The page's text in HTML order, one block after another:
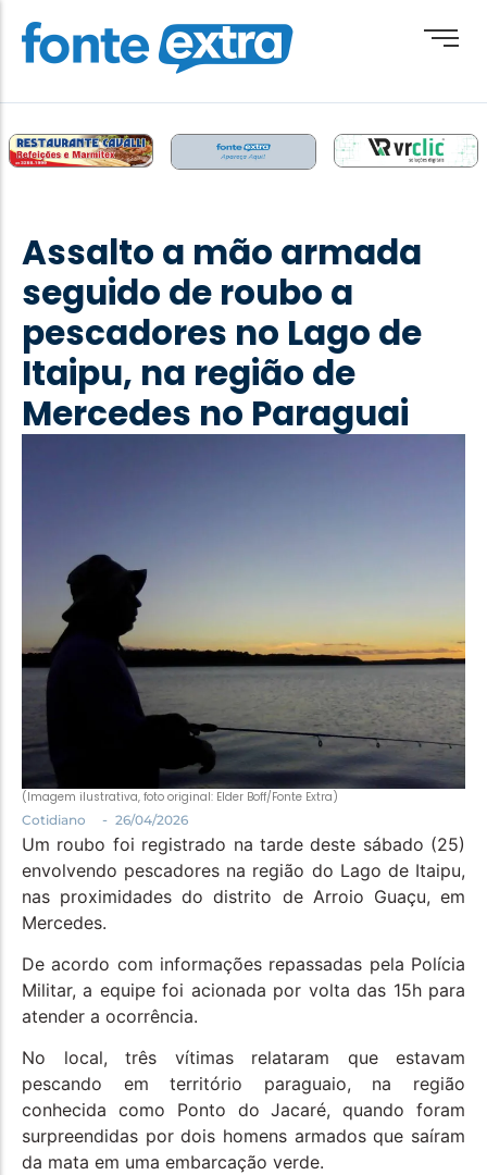
Destaque
Esporte
Geral
Obituário
Paraguai
Saúde e Bem-Estar
Assalto a mão armada
seguido de roubo a
pescadores no Lago de
Itaipu, na região de
Mercedes no Paraguai
(Imagem ilustrativa, foto original: Elder Boff/Fonte Extra)
Cotidiano
- 26/04/2026
Um roubo foi registrado na tarde deste sábado (25)
envolvendo pescadores na região do Lago de Itaipu,
nas proximidades do distrito de Arroio Guaçu, em
Mercedes.
De acordo com informações repassadas pela Polícia
Militar, a equipe foi acionada por volta das 15h para
atender a ocorrência.
No local, três vítimas relataram que estavam
pescando em território paraguaio, na região
conhecida como Ponto do Jacaré, quando foram
surpreendidas por dois homens armados que saíram
da mata em uma embarcação verde.